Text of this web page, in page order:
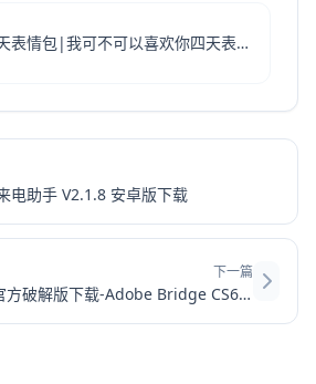
喜欢你四天表情包|我可不可以喜欢你四天表情包 +5 绿色免费版下载
电助手 V2.1.8 安卓版下载
下一篇
Adobe Bridge CS6官方破解版下载-Adobe Bridge CS6电脑版官网最新下载 v5.0.0.399